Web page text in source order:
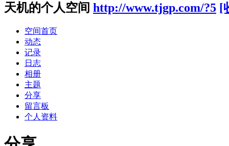
天机的个人空间 http://www.tjgp.com/?5 [
空间首页
动态
记录
日志
相册
主题
分享
留言板
个人资料